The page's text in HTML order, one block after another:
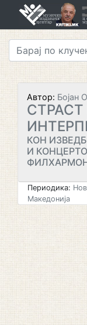
Автор: Бојан
СТРАСТ
КОН
И
Периодика:
Македонија